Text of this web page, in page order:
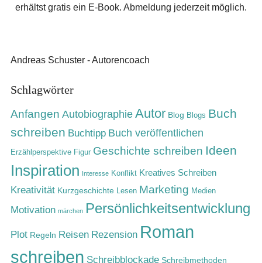
erhältst gratis ein E-Book. Abmeldung jederzeit möglich.
Andreas Schuster - Autorencoach
Schlagwörter
Anfangen Autobiographie Autor Blog Blogs Buch
schreiben Buchtipp Buch veröffentlichen
Erzählperspektive Figur Geschichte schreiben Ideen
Inspiration Interesse Konflikt Kreatives Schreiben
Kreativität Kurzgeschichte Lesen Marketing Medien
Motivation märchen Persönlichkeitsentwicklung
Plot Regeln Reisen Rezension Roman
schreiben Schreibblockade Schreibmethoden